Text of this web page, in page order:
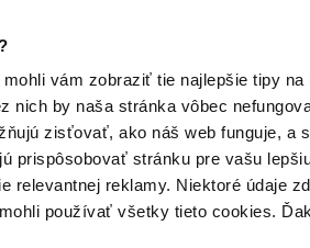
vám zobraziť tie najlepšie tipy na
nich by naša stránka vôbec
zisťovať, ako náš web funguje, a
prispôsobovať stránku pre vašu
relevantnej reklamy. Niektoré údaje
používať všetky tieto cookies.